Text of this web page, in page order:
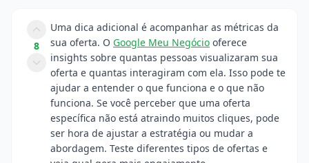
8
Uma dica adicional é acompanhar as métricas da
sua oferta. O Google Meu Negócio oferece
insights sobre quantas pessoas visualizaram sua
oferta e quantas interagiram com ela. Isso pode te
ajudar a entender o que funciona e o que não
funciona. Se você perceber que uma oferta
específica não está atraindo muitos cliques, pode
ser hora de ajustar a estratégia ou mudar a
abordagem. Teste diferentes tipos de ofertas e